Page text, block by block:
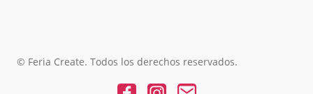
© Feria Create. Todos los derechos reservados.